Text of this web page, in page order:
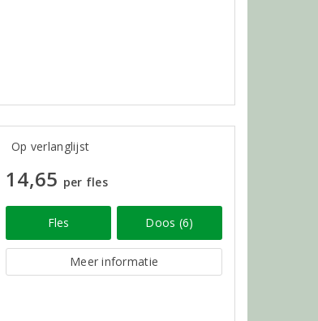
Op verlanglijst
14,65 per fles
Fles Doos (6)
Meer informatie